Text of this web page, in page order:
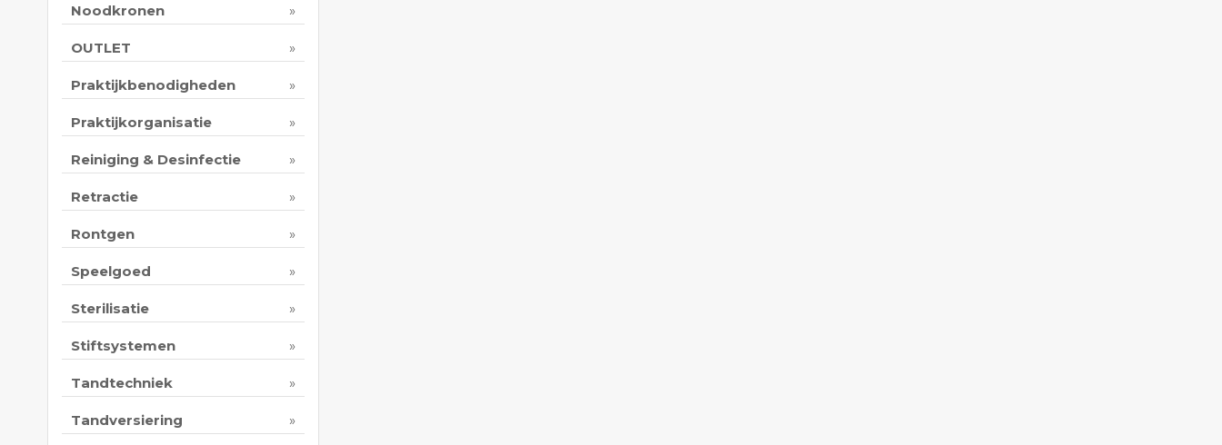
Noodkronen
OUTLET
Praktijkbenodigheden
Praktijkorganisatie
Reiniging & Desinfectie
Retractie
Rontgen
Speelgoed
Sterilisatie
Stiftsystemen
Tandtechniek
Tandversiering